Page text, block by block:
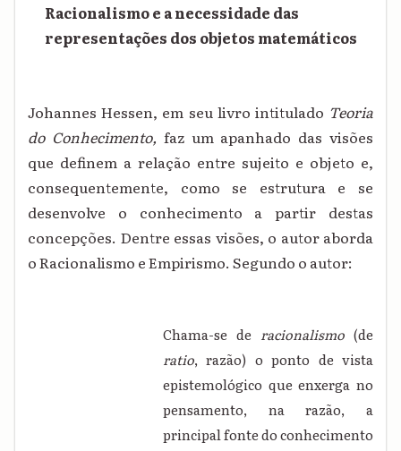
Racionalismo e a necessidade das
representações dos objetos matemáticos
Johannes Hessen, em seu livro intitulado Teoria
do Conhecimento, faz um apanhado das visões
que definem a relação entre sujeito e objeto e,
consequentemente, como se estrutura e se
desenvolve o conhecimento a partir destas
concepções. Dentre essas visões, o autor aborda
o Racionalismo e Empirismo. Segundo o autor:
Chama-se de racionalismo (de
ratio, razão) o ponto de vista
epistemológico que enxerga no
pensamento, na razão, a
principal fonte do conhecimento